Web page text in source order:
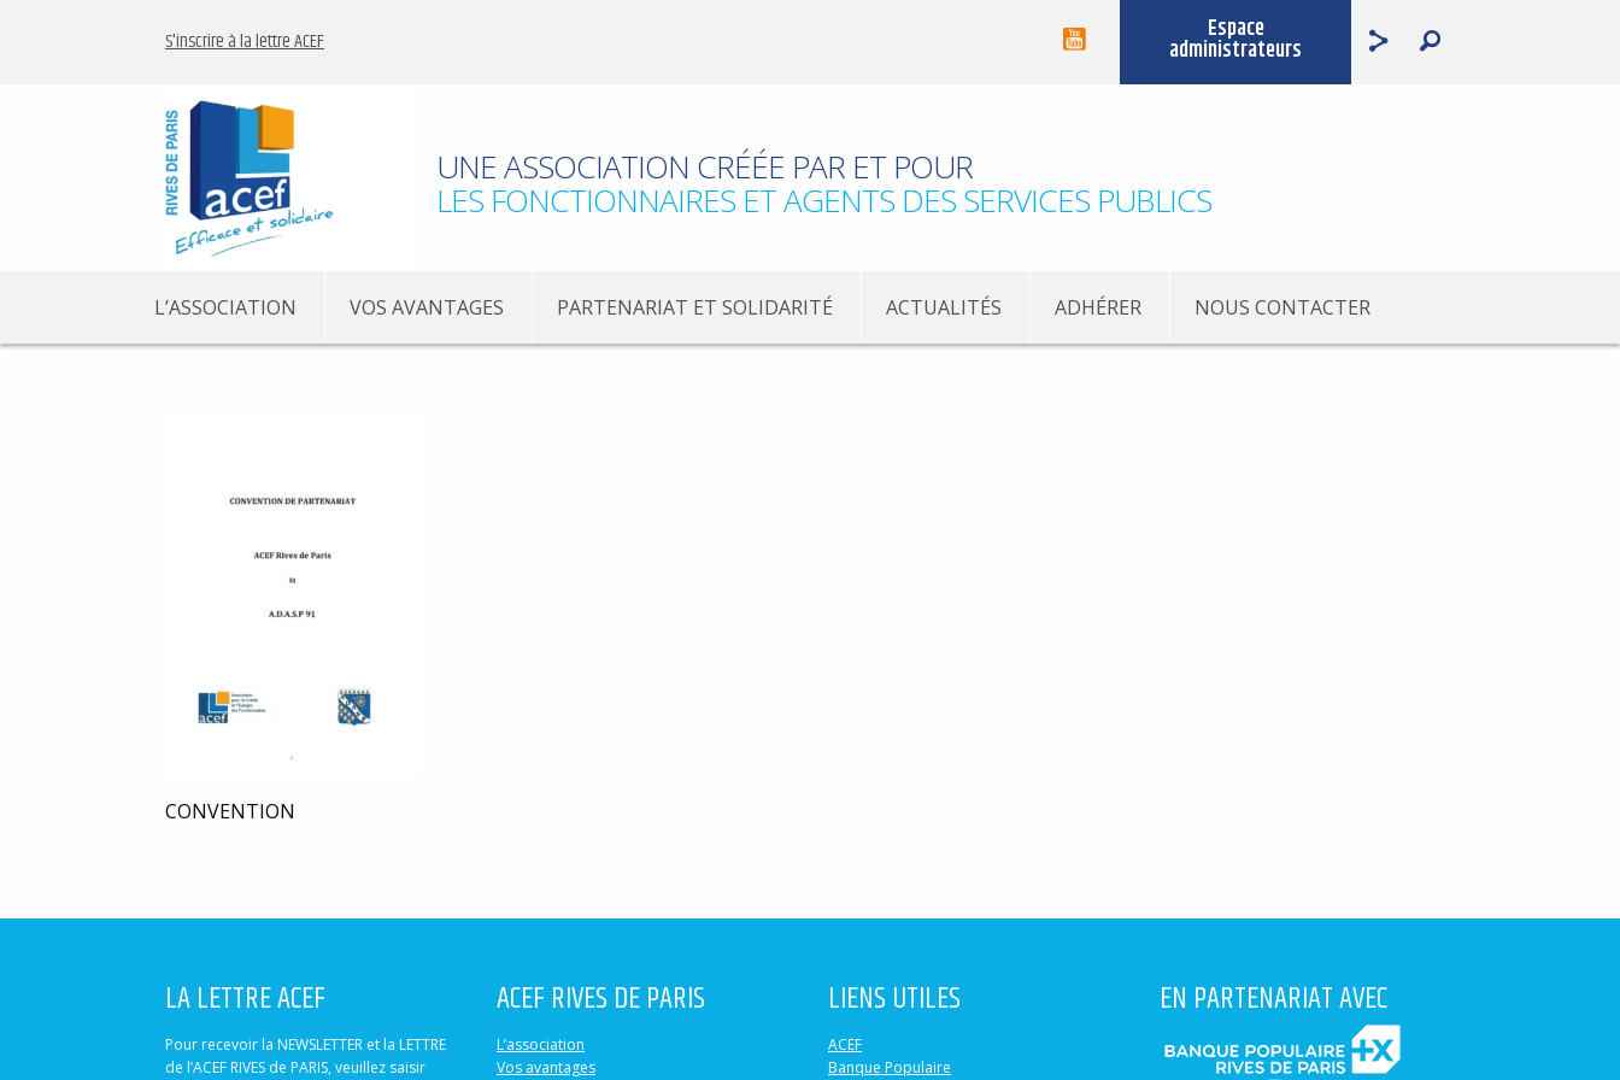
S'inscrire à la lettre ACEF Espace
administrateurs
UNE ASSOCIATION CRÉÉE PAR ET POUR
LES FONCTIONNAIRES ET AGENTS DES SERVICES PUBLICS
L’ASSOCIATION VOS AVANTAGES PARTENARIAT ET SOLIDARITÉ ACTUALITÉS ADHÉRER NOUS CONTACTER
CONVENTION
LA LETTRE ACEF
Pour recevoir la NEWSLETTER et la LETTRE
de l’ACEF RIVES de PARIS, veuillez saisir
ACEF RIVES DE PARIS
L’association
Vos avantages
LIENS UTILES
ACEF
Banque Populaire
EN PARTENARIAT AVEC